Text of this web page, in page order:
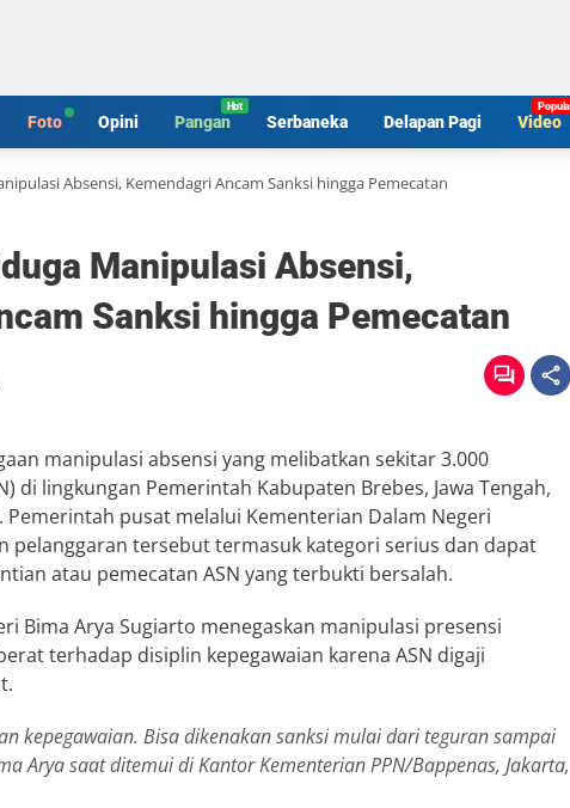
Foto Opini Pangan Serbaneka Delapan Pagi Video
Absensi, Kemendagri Ancam Sanksi hingga Pemecatan
Manipulasi Absensi,
Sanksi hingga Pemecatan
manipulasi absensi yang melibatkan sekitar 3.000
di lingkungan Pemerintah Kabupaten Brebes, Jawa Tengah,
pusat melalui Kementerian Dalam Negeri
pelanggaran tersebut termasuk kategori serius dan dapat
atau pemecatan ASN yang terbukti bersalah.
Bima Arya Sugiarto menegaskan manipulasi presensi
terhadap disiplin kepegawaian karena ASN digaji
kepegawaian. Bisa dikenakan sanksi mulai dari teguran sampai
Arya saat ditemui di Kantor Kementerian PPN/Bappenas, Jakarta,